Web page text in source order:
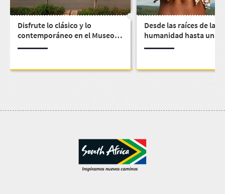
Disfrute lo clásico y lo
contemporáneo en el Museo
de Arte Oliewenhuis
Desde las raíces de la
humanidad hasta una
humana que inspiró al